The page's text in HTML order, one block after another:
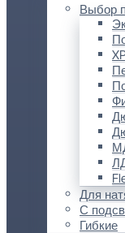
Выбор
Для
С
Гибкие